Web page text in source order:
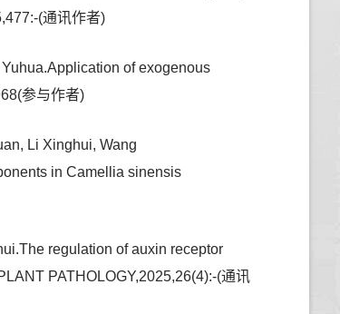
(通讯作者)
of exogenous
参与作者)
Li Xinghui, Wang
in Camellia sinensis
regulation of auxin receptor
PATHOLOGY,2025,26(4):-(通讯